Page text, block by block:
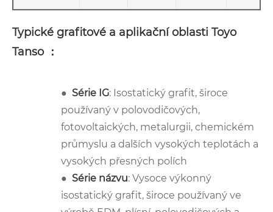
Typické grafitové a aplikační oblasti Toyo
Tanso ：
● Série IG: Isostatický grafit, široce
používaný v polovodičových,
fotovoltaických, metalurgii, chemickém
průmyslu a dalších vysokých teplotách a
vysokých přesných polích
● Série názvu: Vysoce výkonný
isostatický grafit, široce používaný ve